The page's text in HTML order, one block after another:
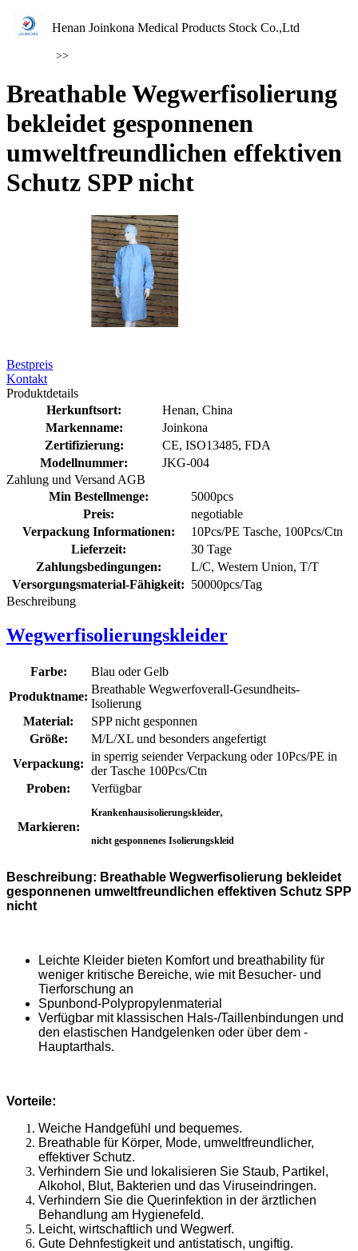
Henan Joinkona Medical Products Stock Co.,Ltd
>>
Breathable Wegwerfisolierung
bekleidet gesponnenen
umweltfreundlichen effektiven
Schutz SPP nicht
Bestpreis
Kontakt
Produktdetails
Herkunftsort:
Henan, China
Markenname:
Joinkona
Zertifizierung:
CE, ISO13485, FDA
Modellnummer:
JKG-004
Zahlung und Versand AGB
Min Bestellmenge:
5000pcs
Preis:
negotiable
Verpackung Informationen:
10Pcs/PE Tasche, 100Pcs/Ctn
Lieferzeit:
30 Tage
Zahlungsbedingungen:
L/C, Western Union, T/T
Versorgungsmaterial-Fähigkeit: 50000pcs/Tag
Beschreibung
Wegwerfisolierungskleider
Farbe:
Blau oder Gelb
Produktname:
Breathable Wegwerfoverall-Gesundheits-
Isolierung
Material:
SPP nicht gesponnen
Größe:
M/L/XL und besonders angefertigt
Verpackung:
in sperrig seiender Verpackung oder 10Pcs/PE in
der Tasche 100Pcs/Ctn
Proben:
Verfügbar
Markieren:
Krankenhausisolierungskleider,
nicht gesponnenes Isolierungskleid
Beschreibung: Breathable Wegwerfisolierung bekleidet
gesponnenen umweltfreundlichen effektiven Schutz SPP
nicht
Leichte Kleider bieten Komfort und breathability für
weniger kritische Bereiche, wie mit Besucher- und
Tierforschung an
Spunbond-Polypropylenmaterial
Verfügbar mit klassischen Hals-/Taillenbindungen und
den elastischen Handgelenken oder über dem -
Hauptarthals.
Vorteile:
Weiche Handgefühl und bequemes.
Breathable für Körper, Mode, umweltfreundlicher,
effektiver Schutz.
Verhindern Sie und lokalisieren Sie Staub, Partikel,
Alkohol, Blut, Bakterien und das Viruseindringen.
Verhindern Sie die Querinfektion in der ärztlichen
Behandlung am Hygienefeld.
Leicht, wirtschaftlich und Wegwerf.
Gute Dehnfestigkeit und antistatisch, ungiftig.